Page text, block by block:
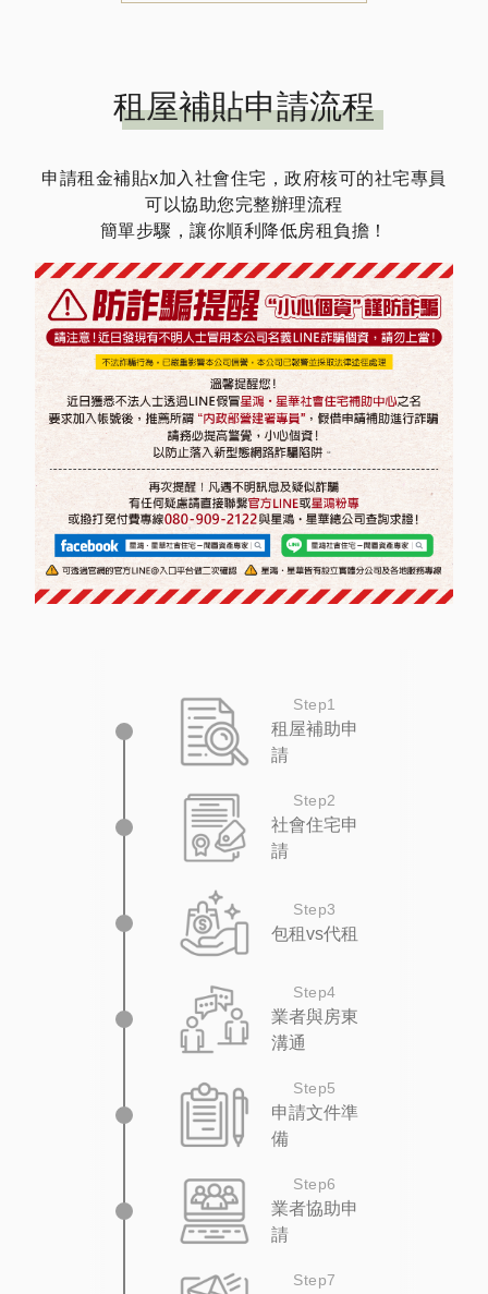
租屋補貼申請流程
申請租金補貼x加入社會住宅，政府核可的社宅專員
可以協助您完整辦理流程
簡單步驟，讓你順利降低房租負擔！
Step1
租屋補助申
請
Step2
社會住宅申
請
Step3
包租vs代租
Step4
業者與房東
溝通
Step5
申請文件準
備
Step6
業者協助申
請
Step7